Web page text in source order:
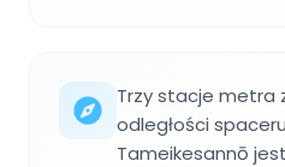
Trzy stacje metra
odległości
Tameikesannō